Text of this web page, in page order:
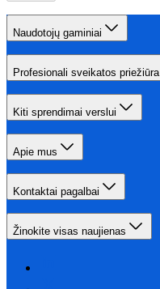
Naudotojų gaminiai
Profesionali sveikatos priežiūra
Kiti sprendimai verslui
Apie mus
Kontaktai pagalbai
Žinokite visas naujienas